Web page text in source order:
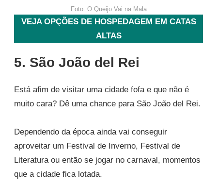
Foto: O Queijo Vai na Mala
VEJA OPÇÕES DE HOSPEDAGEM EM CATAS
ALTAS
5. São João del Rei
Está afim de visitar uma cidade fofa e que não é
muito cara? Dê uma chance para São João del Rei.
Dependendo da época ainda vai conseguir
aproveitar um Festival de Inverno, Festival de
Literatura ou então se jogar no carnaval, momentos
que a cidade fica lotada.